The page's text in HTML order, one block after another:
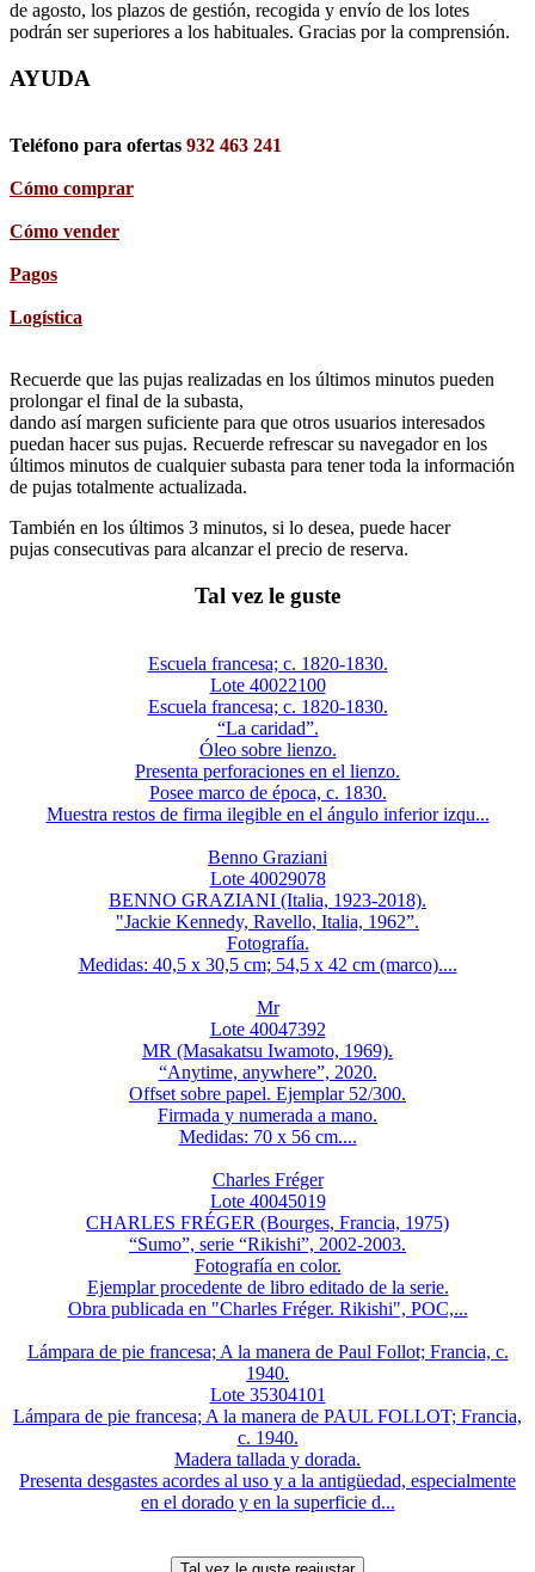
de agosto, los plazos de gestión, recogida y envío de los lotes
podrán ser superiores a los habituales. Gracias por la comprensión.
AYUDA
Teléfono para ofertas 932 463 241
Cómo comprar
Cómo vender
Pagos
Logística
Recuerde que las pujas realizadas en los últimos minutos pueden
prolongar el final de la subasta,
dando así margen suficiente para que otros usuarios interesados
puedan hacer sus pujas. Recuerde refrescar su navegador en los
últimos minutos de cualquier subasta para tener toda la información
de pujas totalmente actualizada.
También en los últimos 3 minutos, si lo desea, puede hacer
pujas consecutivas para alcanzar el precio de reserva.
Tal vez le guste
Escuela francesa; c. 1820-1830.
Lote 40022100
Escuela francesa; c. 1820-1830.
“La caridad”.
Óleo sobre lienzo.
Presenta perforaciones en el lienzo.
Posee marco de época, c. 1830.
Muestra restos de firma ilegible en el ángulo inferior izqu...
Benno Graziani
Lote 40029078
BENNO GRAZIANI (Italia, 1923-2018).
"Jackie Kennedy, Ravello, Italia, 1962”.
Fotografía.
Medidas: 40,5 x 30,5 cm; 54,5 x 42 cm (marco)....
Mr
Lote 40047392
MR (Masakatsu Iwamoto, 1969).
“Anytime, anywhere”, 2020.
Offset sobre papel. Ejemplar 52/300.
Firmada y numerada a mano.
Medidas: 70 x 56 cm....
Charles Fréger
Lote 40045019
CHARLES FRÉGER (Bourges, Francia, 1975)
“Sumo”, serie “Rikishi”, 2002-2003.
Fotografía en color.
Ejemplar procedente de libro editado de la serie.
Obra publicada en "Charles Fréger. Rikishi", POC,...
Lámpara de pie francesa; A la manera de Paul Follot; Francia, c.
1940.
Lote 35304101
Lámpara de pie francesa; A la manera de PAUL FOLLOT; Francia,
c. 1940.
Madera tallada y dorada.
Presenta desgastes acordes al uso y a la antigüedad, especialmente
en el dorado y en la superficie d...